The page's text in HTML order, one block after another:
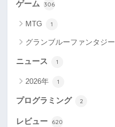
ゲーム 306
MTG 1
グランブルーファンタジー
ニュース 1
2026年 1
プログラミング 2
レビュー 620